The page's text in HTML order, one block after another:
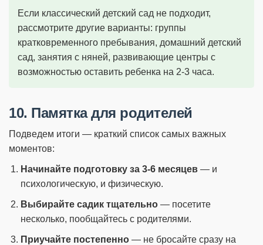
Если классический детский сад не подходит,
рассмотрите другие варианты: группы
кратковременного пребывания, домашний детский
сад, занятия с няней, развивающие центры с
возможностью оставить ребенка на 2-3 часа.
10. Памятка для родителей
Подведем итоги — краткий список самых важных
моментов:
Начинайте подготовку за 3-6 месяцев — и
психологическую, и физическую.
Выбирайте садик тщательно — посетите
несколько, пообщайтесь с родителями.
Приучайте постепенно — не бросайте сразу на